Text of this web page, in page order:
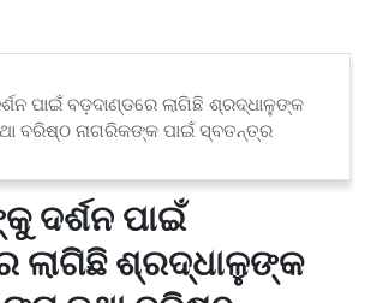
ପାଇଁ ବଡ଼ଦାଣ୍ଡରେ ଲାଗିଛି ଶ୍ରଦ୍ଧାଳୁଙ୍କ
ବରିଷ୍ଠ ନାଗରିକଙ୍କ ପାଇଁ ସ୍ବତନ୍ତ୍ର
ଦର୍ଶନ ପାଇଁ
ଲାଗିଛି ଶ୍ରଦ୍ଧାଳୁଙ୍କ